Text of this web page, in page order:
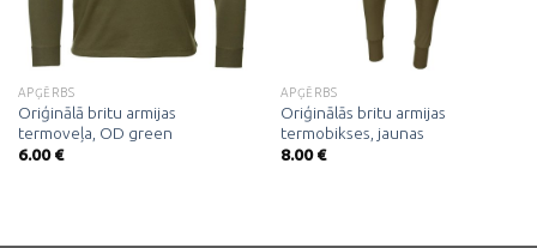
APĢĒRBS
Oriģinālā britu armijas
termoveļa, OD green
6.00€
APĢĒRBS
Oriģinālās britu armijas
termobikses, jaunas
8.00€